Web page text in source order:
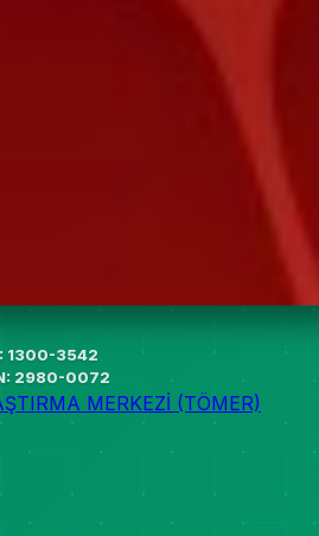
1300-3542
2980-0072
MERKEZİ (TÖMER)